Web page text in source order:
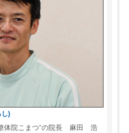
)
体院こまつ”の院長 麻田 浩